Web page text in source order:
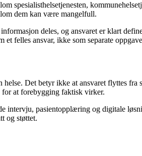
spesialisthelsetjenesten,
dem kan være mangelfull.
deles, og ansvaret er klart
felles ansvar, ikke som separate
Det betyr ikke at ansvaret flyttes
for at forebygging faktisk virker.
intervju, pasientopplæring og digitale
og støttet.